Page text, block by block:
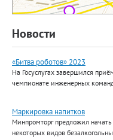
Новости
«Битва роботов» 2023
На Госуслугах завершился
чемпионате инженерных
Маркировка напитков
Минпромторг предложил
некоторых видов